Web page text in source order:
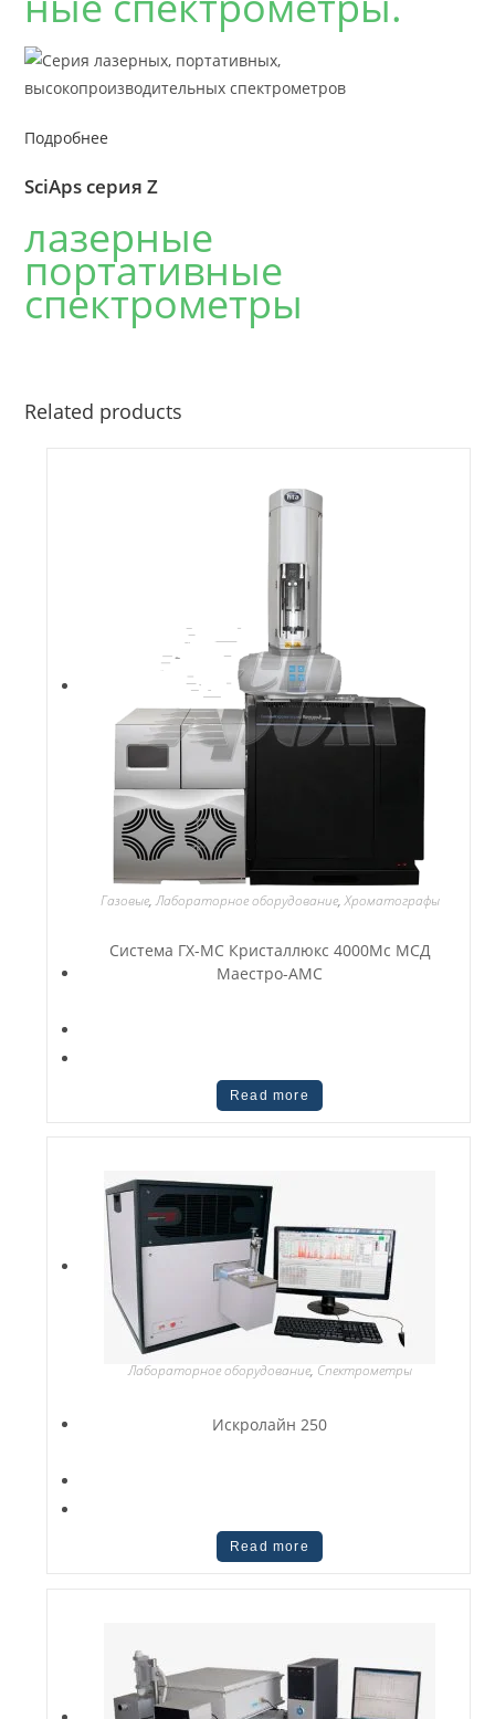
Подробнее
SciAps серия Z
лазерные
портативные
спектрометры
Related products
Газовые,Лабораторное оборудование,Хроматографы
Система ГХ-МС Кристаллюкс 4000Мс МСД
Маестро-АМС
Read more
Лабораторное оборудование, Спектрометры
Искролайн 250
Read more